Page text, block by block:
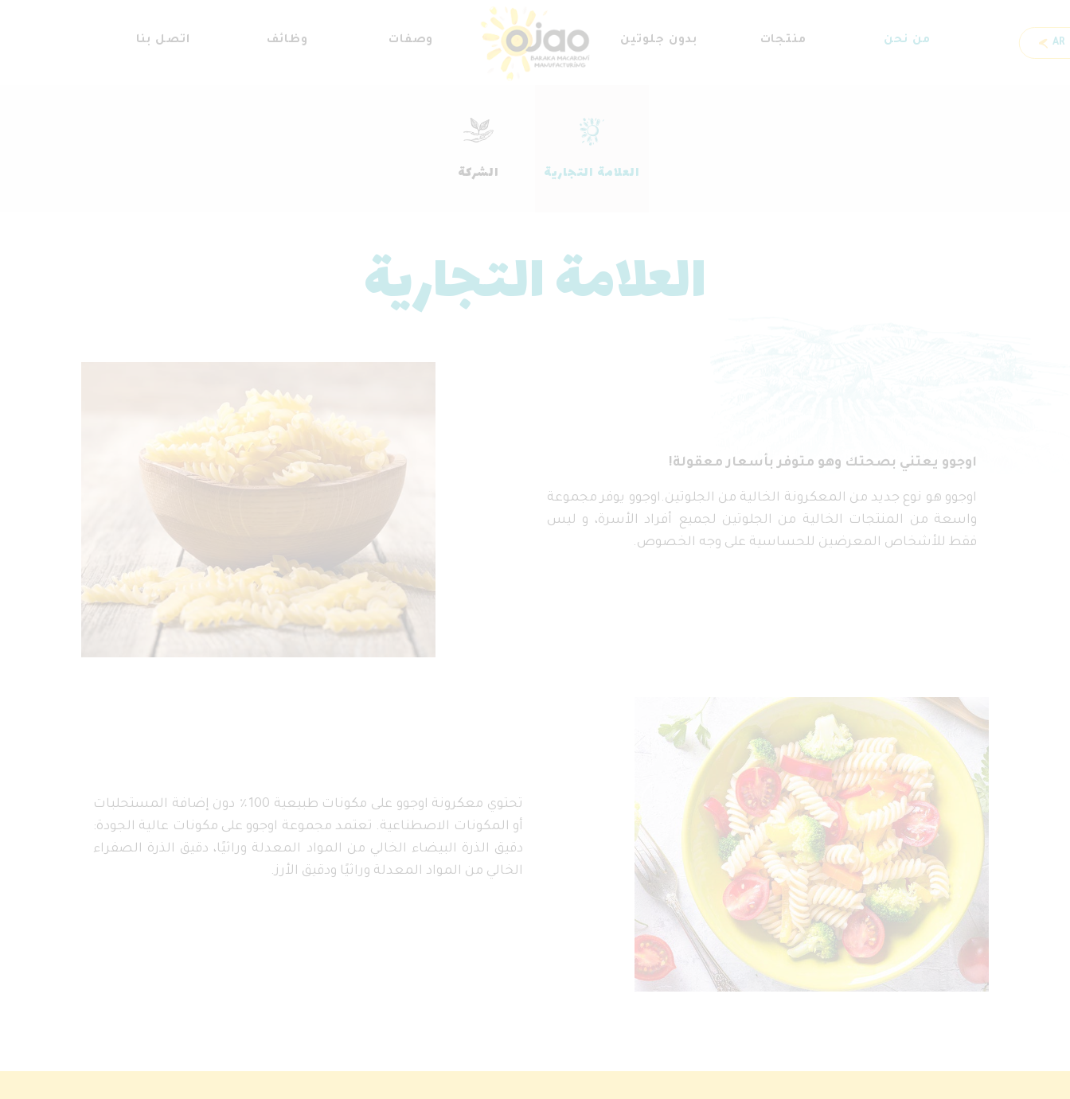
إلى
المحتوى
من نحن منتجات بدون جلوتين وصفات وظائف اتصل بنا AR
العلامة التجارية الشركة
العلامة التجارية
اوجوو يعتني بصحتك وهو متوفر بأسعار معقولة!
اوجوو هو نوع جديد من المعكرونة الخالية من الجلوتين.اوجوو يوفر مجموعة
واسعة من المنتجات الخالية من الجلوتين لجميع أفراد الأسرة، و ليس
فقط للأشخاص المعرضين للحساسية على وجه الخصوص.
تحتوي معكرونة اوجوو على مكونات طبيعية 100٪ دون إضافة المستحلبات
أو المكونات الاصطناعية. تعتمد مجموعة اوجوو على مكونات عالية الجودة:
دقيق الذرة البيضاء الخالي من المواد المعدلة وراثيًا، دقيق الذرة الصفراء
الخالي من المواد المعدلة وراثيًا ودقيق الأرز.